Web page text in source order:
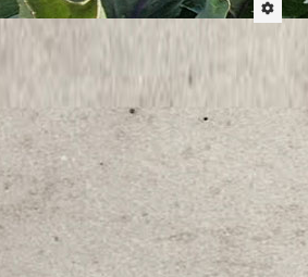
3830
Murciji (Španjolska), 25. rujna 2019. godine,
je sedmi (završni) sastanak partnera na
„Održivo upravljanje vodom u
na priobalnom području
u organizaciji projektnog partnera,
Institute Foundation (IEA). Sastanci
ali svi partneri su 24. lipnja 2019.
Mediteranskoj konferenciji o održivom
- perspektive turističkog razvoja
vodnim resursima
(CASTWATER
2019, Sustainable tourism water